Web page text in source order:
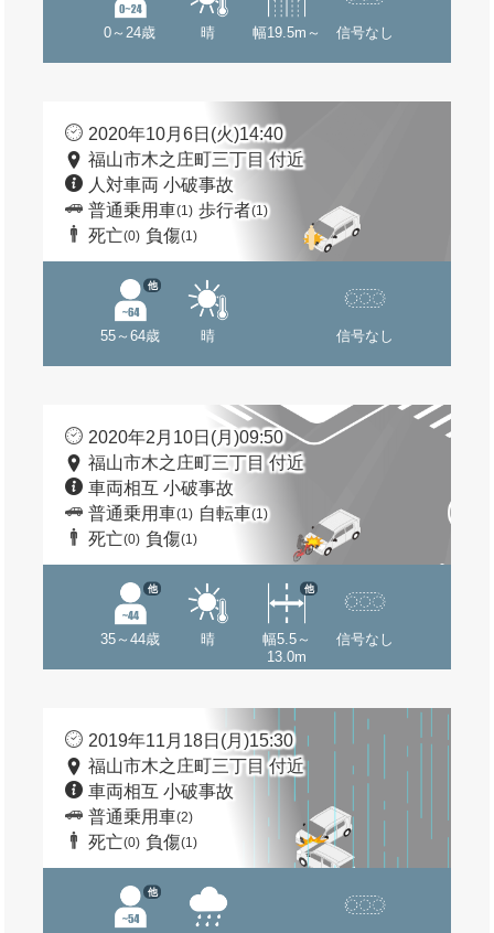
0～24歳 晴 幅19.5m～ 信号なし
2020年10月6日(火)14:40
福山市木之庄町三丁目 付近
人対車両 小破事故
普通乗用車(1) 歩行者(1)
死亡(0) 負傷(1)
55～64歳
他
晴 信号なし
2020年2月10日(月)09:50
福山市木之庄町三丁目 付近
車両相互 小破事故
普通乗用車(1) 自転車(1)
死亡(0) 負傷(1)
35～44歳
他
晴
幅5.5～
13.0m
他
信号なし
2019年11月18日(月)15:30
福山市木之庄町三丁目 付近
車両相互 小破事故
普通乗用車(2)
死亡(0) 負傷(1)
他